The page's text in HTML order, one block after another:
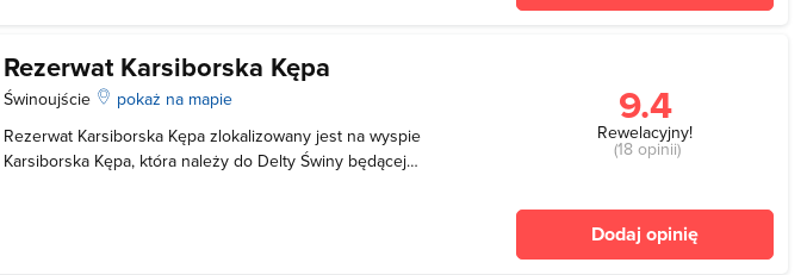
Rezerwat Karsiborska Kępa
Świnoujście
pokaż na mapie
Rezerwat Karsiborska Kępa zlokalizowany jest na wyspie
Karsiborska Kępa, która należy do Delty Świny będącej
9.4
Rewelacyjny!
(18 opinii)
Dodaj opinię